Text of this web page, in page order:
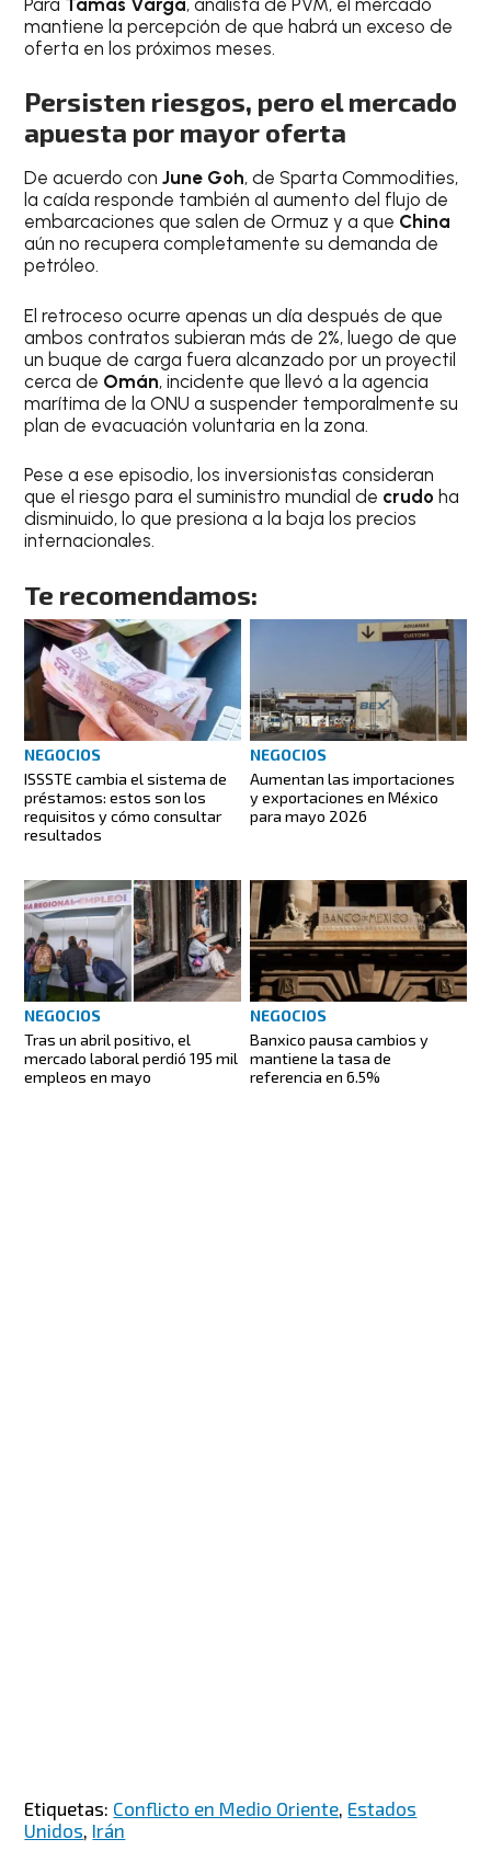
mantiene la percepción de que habrá un exceso de
oferta en los próximos meses.
Persisten riesgos, pero el mercado
apuesta por mayor oferta
De acuerdo conJune Goh, de Sparta Commodities,
la caída responde también al aumento del flujo de
embarcaciones que salen de Ormuz y a que China
aún no recupera completamente su demanda de
petróleo.
El retroceso ocurre apenas un día después de que
ambos contratos subieran más de 2%, luego de que
un buque de carga fuera alcanzado por un proyectil
cerca de Omán, incidente que llevó a la agencia
marítima de la ONU a suspender temporalmente su
plan de evacuación voluntaria en la zona.
Pese a ese episodio, los inversionistas consideran
que el riesgo para el suministro mundial de crudo ha
disminuido, lo que presiona a la baja los precios
internacionales.
Te recomendamos:
NEGOCIOS
ISSSTE cambia el sistema de
préstamos: estos son los
requisitos y cómo consultar
resultados
NEGOCIOS
Aumentan las importaciones
y exportaciones en México
para mayo 2026
NEGOCIOS
Tras un abril positivo, el
mercado laboral perdió 195 mil
empleos en mayo
NEGOCIOS
Banxico pausa cambios y
mantiene la tasa de
referencia en 6.5%
Etiquetas: Conflicto en Medio Oriente, Estados
Unidos, Irán